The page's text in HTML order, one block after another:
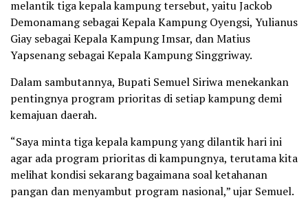
melantik tiga kepala kampung tersebut, yaitu Jackob
Demonamang sebagai Kepala Kampung Oyengsi, Yulianus
Giay sebagai Kepala Kampung Imsar, dan Matius
Yapsenang sebagai Kepala Kampung Singgriway.
Dalam sambutannya, Bupati Semuel Siriwa menekankan
pentingnya program prioritas di setiap kampung demi
kemajuan daerah.
“Saya minta tiga kepala kampung yang dilantik hari ini
agar ada program prioritas di kampungnya, terutama kita
melihat kondisi sekarang bagaimana soal ketahanan
pangan dan menyambut program nasional,” ujar Semuel.